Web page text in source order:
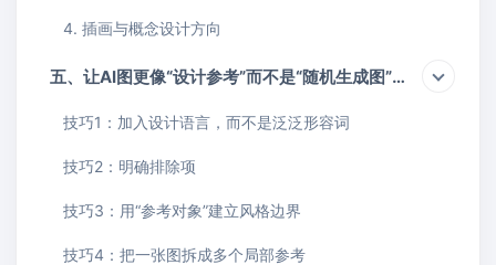
4. 插画与概念设计方向
五、让AI图更像“设计参考”而不是“随机生成图”的技巧
技巧1：加入设计语言，而不是泛泛形容词
技巧2：明确排除项
技巧3：用“参考对象”建立风格边界
技巧4：把一张图拆成多个局部参考